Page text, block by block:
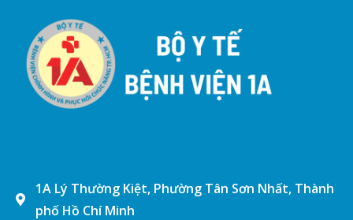
1A Lý Thường Kiệt, Phường Tân Sơn Nhất, Thành
phố Hồ Chí Minh